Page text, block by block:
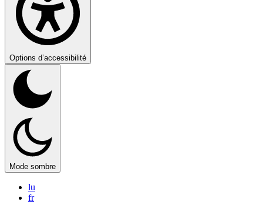
Options d’accessibilité
Mode sombre
lu
fr